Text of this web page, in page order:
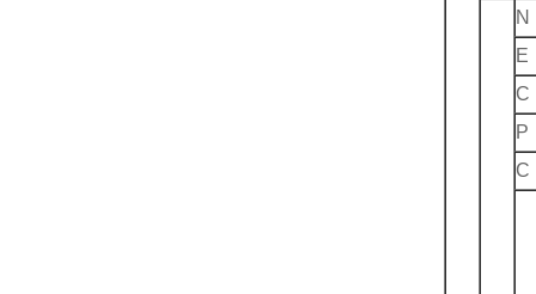
N
E
C
P
C